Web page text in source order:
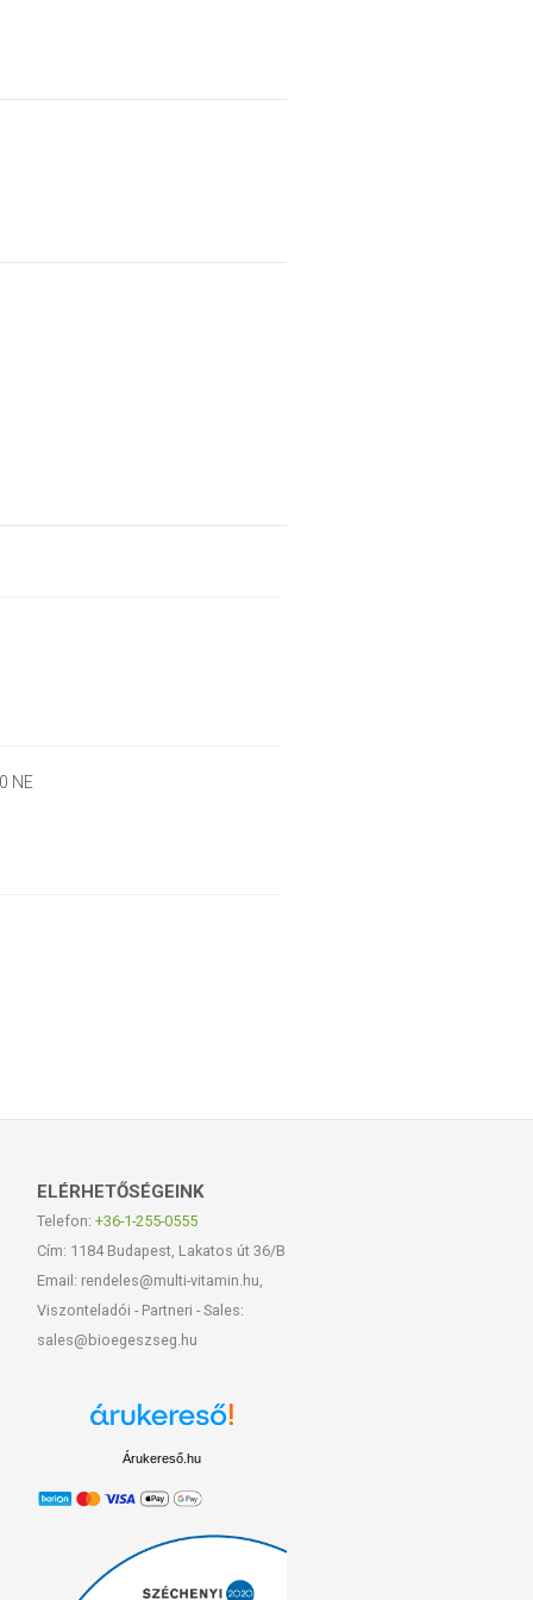
NE
ELÉRHETŐSÉGEINK
Telefon: +36-1-255-0555
Cím: 1184 Budapest, Lakatos út 36/B
Email: rendeles@multi-vitamin.hu,
Viszonteladói - Partneri - Sales:
sales@bioegeszseg.hu
Árukereső.hu